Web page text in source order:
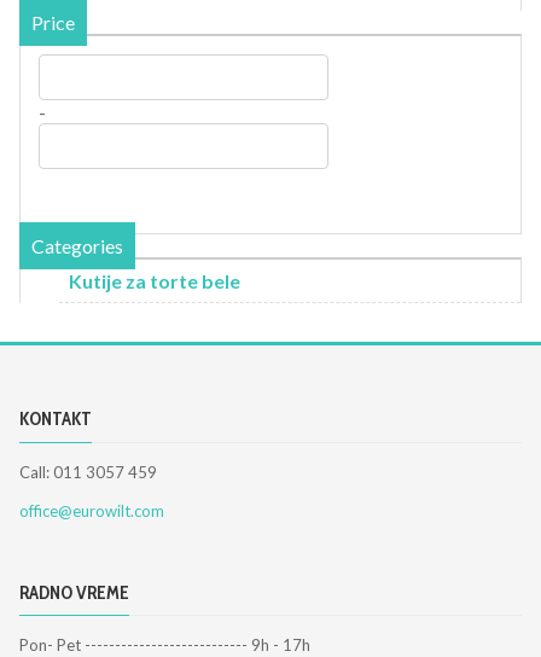
Price
-
Categories
Kutije za torte bele
KONTAKT
Call: 011 3057 459
office@eurowilt.com
RADNO VREME
Pon- Pet --------------------------- 9h - 17h